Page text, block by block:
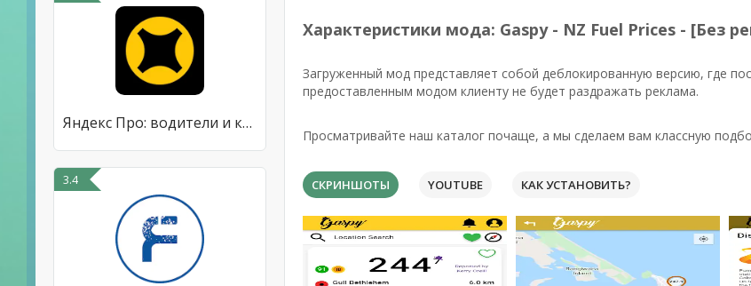
Яндекс Про: водители и курьеры
3.4
Характеристики мода: Gaspy - NZ Fuel Prices - [Без
Загруженный мод представляет собой деблокированную версию, где
предоставленным модом клиенту не будет раздражать реклама.
Просматривайте наш каталог почаще, а мы сделаем вам классную
СКРИНШОТЫ YOUTUBE КАК УСТАНОВИТЬ?